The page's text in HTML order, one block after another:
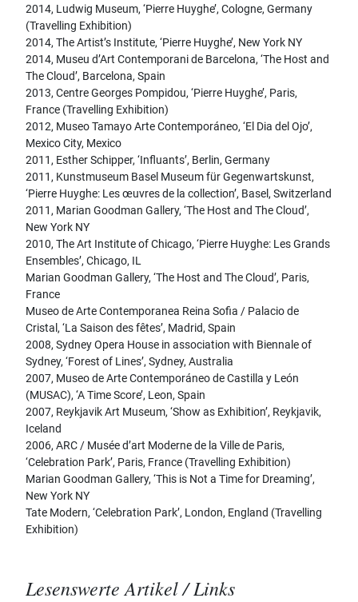
2014, Ludwig Museum, ‘Pierre Huyghe’, Cologne, Germany
(Travelling Exhibition)
2014, The Artist’s Institute, ‘Pierre Huyghe’, New York NY
2014, Museu d’Art Contemporani de Barcelona, ‘The Host and
The Cloud’, Barcelona, Spain
2013, Centre Georges Pompidou, ‘Pierre Huyghe’, Paris,
France (Travelling Exhibition)
2012, Museo Tamayo Arte Contemporáneo, ‘El Dia del Ojo’,
Mexico City, Mexico
2011, Esther Schipper, ‘Influants’, Berlin, Germany
2011, Kunstmuseum Basel Museum für Gegenwartskunst,
‘Pierre Huyghe: Les œuvres de la collection’, Basel, Switzerland
2011, Marian Goodman Gallery, ‘The Host and The Cloud’,
New York NY
2010, The Art Institute of Chicago, ‘Pierre Huyghe: Les Grands
Ensembles’, Chicago, IL
Marian Goodman Gallery, ‘The Host and The Cloud’, Paris,
France
Museo de Arte Contemporanea Reina Sofia / Palacio de
Cristal, ‘La Saison des fêtes’, Madrid, Spain
2008, Sydney Opera House in association with Biennale of
Sydney, ‘Forest of Lines’, Sydney, Australia
2007, Museo de Arte Contemporáneo de Castilla y León
(MUSAC), ‘A Time Score’, Leon, Spain
2007, Reykjavik Art Museum, ‘Show as Exhibition’, Reykjavik,
Iceland
2006, ARC / Musée d’art Moderne de la Ville de Paris,
‘Celebration Park’, Paris, France (Travelling Exhibition)
Marian Goodman Gallery, ‘This is Not a Time for Dreaming’,
New York NY
Tate Modern, ‘Celebration Park’, London, England (Travelling
Exhibition)
Lesenswerte Artikel / Links